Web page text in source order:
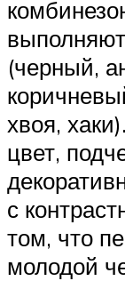
(черный,
хвоя,
цвет,
с
том, что
молодой